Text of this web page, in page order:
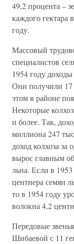
49,2 процента –
каждого гектара
году.
Массовый
специалистов
1954 году
Они получили 17
этом в районе
Некоторые
и более. Так,
миллиона 247
доход колхоза
вырос главным
льна. Если в
центнера семян
то в 1954 году
волокна 4,2
Передовые
Шибаевой с 11